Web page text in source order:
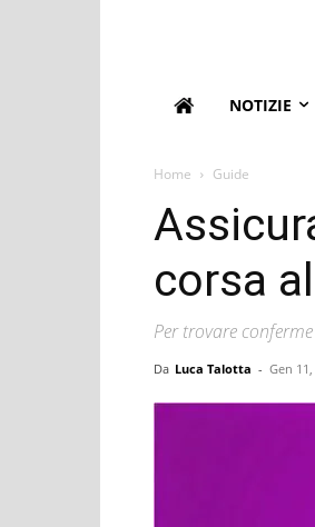
NOTIZIE
Home Guide
corsa
Per trovare
Da Luca Talotta - Gen